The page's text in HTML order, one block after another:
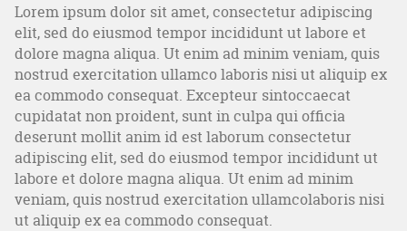
Lorem ipsum dolor sit amet, consectetur adipiscing
elit, sed do eiusmod tempor incididunt ut labore et
dolore magna aliqua. Ut enim ad minim veniam, quis
nostrud exercitation ullamco laboris nisi ut aliquip ex
ea commodo consequat. Excepteur sintoccaecat
cupidatat non proident, sunt in culpa qui officia
deserunt mollit anim id est laborum consectetur
adipiscing elit, sed do eiusmod tempor incididunt ut
labore et dolore magna aliqua. Ut enim ad minim
veniam, quis nostrud exercitation ullamcolaboris nisi
ut aliquip ex ea commodo consequat.